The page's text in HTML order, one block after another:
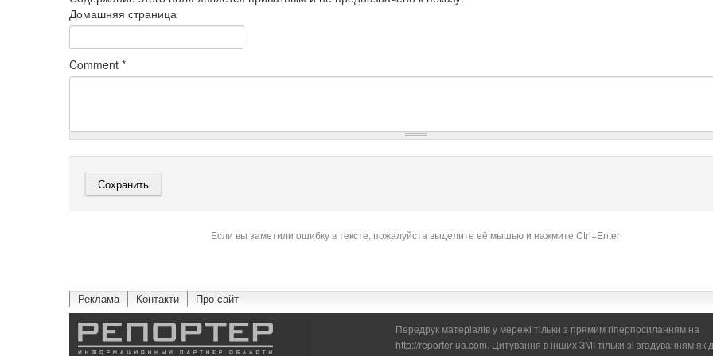
Домашняя страница
Comment *
Если вы заметили ошибку в тексте, пожалуйста выделите её мышью и нажмите Ctrl+Enter
Реклама Контакти Про сайт
Передрук матеріалів у мережі тільки з прямим гіперпосиланням на
http://reporter-ua.com. Цитування в інших ЗМІ тільки зі згадуванням як